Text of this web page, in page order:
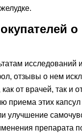
о
исследований
отзывы о нем
от врачей, так и
приема этих
улучшение
препарата